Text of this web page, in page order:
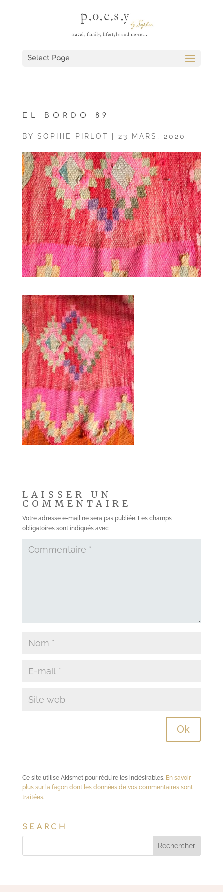
Select Page
EL BORDO 89
BY SOPHIE PIRLOT 23 MARS, 2020
LAISSER UN
COMMENTAIRE
Votre adresse e-mail ne sera pas publiée. Les champs
obligatoires sont indiqués avec *
Ce site utilise Akismet pour réduire les indésirables. En savoir
plus sur la façon dont les données de vos commentaires sont
traitées.
SEARCH